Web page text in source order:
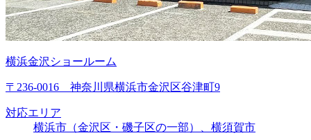
横浜金沢ショールーム
〒236-0016 神奈川県横浜市金沢区谷津町9
対応エリア
横浜市（金沢区・磯子区の一部）、横須賀市